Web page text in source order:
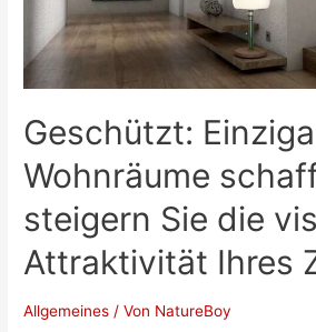
Geschützt:
Wohnräume
steigern Sie die
Attraktivität Ihres
Allgemeines / Von NatureBoy